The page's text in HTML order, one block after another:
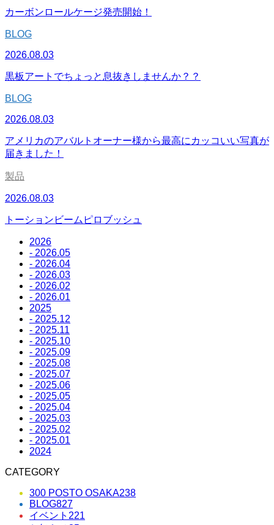
カーボンロールケージ発売開始！
BLOG
2026.08.03
黒板アートでちょっと息抜きしませんか？？
BLOG
2026.08.03
アメリカのアバルトオーナー様から最高にカッコいい写真が
届きました！
製品
2026.08.03
トーションビームピロブッシュ
2026
- 2026.05
- 2026.04
- 2026.03
- 2026.02
- 2026.01
2025
- 2025.12
- 2025.11
- 2025.10
- 2025.09
- 2025.08
- 2025.07
- 2025.06
- 2025.05
- 2025.04
- 2025.03
- 2025.02
- 2025.01
2024
CATEGORY
300 POSTO OSAKA238
BLOG827
イベント 221